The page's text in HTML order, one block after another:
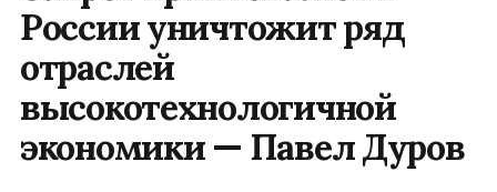
России уничтожит ряд
отраслей
высокотехнологичной
экономики — Павел Дуров